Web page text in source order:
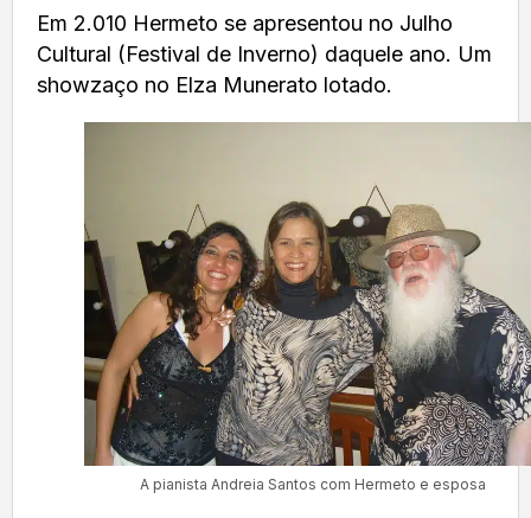
Em 2.010 Hermeto se apresentou no Julho
Cultural (Festival de Inverno) daquele ano. Um
showzaço no Elza Munerato lotado.
A pianista Andreia Santos com Hermeto e esposa